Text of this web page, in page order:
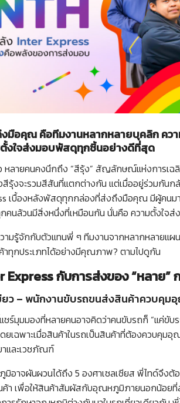
มือคุณ คือทีมงานหลากหลายบุคลิก คว
งใจส่งมอบพัสดุทุกชิ้นอย่างดีที่สุด
หลายคนคงนึกถึง “สีรุ้ง” สัญลักษณ์แห่งการเฉ
รุ้งจะรวมสีสันที่แตกต่างกัน แต่เมื่ออยู่ร่วมกันก
เบื้องหลังพัสดุทุกกล่องที่ส่งถึงมือคุณ มีผู้คน
กคนล้วนมีสิ่งหนึ่งที่เหมือนกัน นั่นคือ ความตั้งใ
ามรู้จักกับตัวแทนพี่ ๆ ทีมงานจากหลากหลายแผน
ทุกประเภทได้อย่างมีคุณภาพ? ตามไปดูกัน
Express กับการส่งของ “หลาย”
ยว – พนักงานขับรถขนส่งสินค้าควบคุม
ร์มุมมองที่หลายคนอาจคิดว่าคนขับรถก็ “แค่ขับ
เฉพาะเมื่อสินค้าในรถเป็นสินค้าที่ต้องควบคุมอุ
และเวชภัณฑ์
อาจผันผวนได้ถึง 5 องศาเซลเซียส พี่ไทด์จึง
า เพื่อให้สินค้าสัมผัสกับอุณหภูมิภายนอกน้อยที่